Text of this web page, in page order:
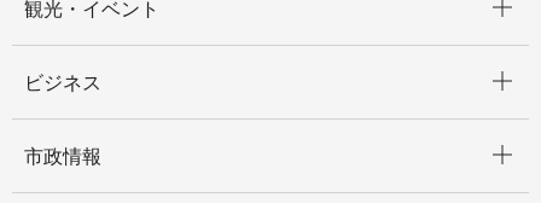
観光・イベント
ビジネス
市政情報